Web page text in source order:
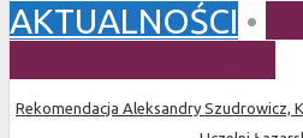
AKTUALNOŚCI •
Rekomendacja Aleksandry Szudrowicz,